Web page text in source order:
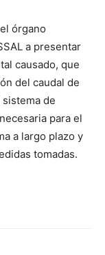
órgano
a presentar
causado, que
del caudal de
de
para el
a largo plazo y
tomadas.